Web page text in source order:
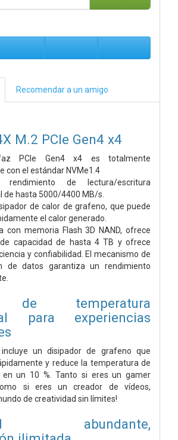
Recomendar a un amigo
M.2 PCIe Gen4 x4
PCIe Gen4 x4 es totalmente
con el estándar NVMe1.4
de lectura/escritura
de hasta 5000/4400 MB/s.
de calor de grafeno, que puede
el calor generado.
con memoria Flash 3D NAND, ofrece
capacidad de hasta 4 TB y ofrece
y confiabilidad. El mecanismo de
de datos garantiza un rendimiento
de temperatura
para experiencias
incluye un disipador de grafeno que
y reduce la temperatura de
en un 10 %. Tanto si eres un gamer
si eres un creador de vídeos,
de creatividad sin límites!
abundante,